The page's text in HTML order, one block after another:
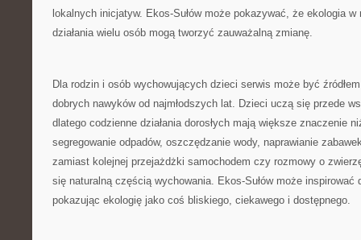
lokalnych inicjatyw. Ekos-Sułów może pokazywać, że ekologia
działania wielu osób mogą tworzyć zauważalną zmianę.
Dla rodzin i osób wychowujących dzieci serwis może być
dobrych nawyków od najmłodszych lat. Dzieci uczą się przede
dlatego codzienne działania dorosłych mają większe znaczenie
segregowanie odpadów, oszczędzanie wody, naprawianie
zamiast kolejnej przejażdżki samochodem czy rozmowy o
się naturalną częścią wychowania. Ekos-Sułów może inspirować
pokazując ekologię jako coś bliskiego, ciekawego i dostępnego.